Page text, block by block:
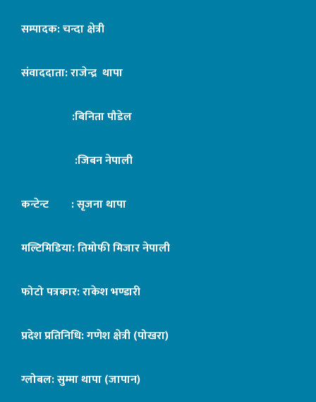
सम्पादक: चन्दा क्षेत्री
संवाददाता: राजेन्द्र थापा
:बिनिता पौडेल
:जिबन नेपाली
कन्टेन्ट : सृजना थापा
मल्टिमिडिया: तिमोफी मिजार नेपाली
फोटो पत्रकार: राकेश भण्डारी
प्रदेश प्रतिनिधि: गणेश क्षेत्री (पोखरा)
ग्लोबल: सुम्मा थापा (जापान)